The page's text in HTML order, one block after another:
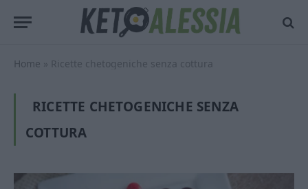
Home » Ricette chetogeniche senza cottura
RICETTE CHETOGENICHE SENZA
COTTURA